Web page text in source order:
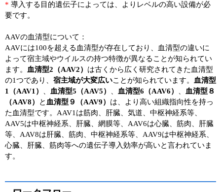
細胞選択ガイド
RNAi実験ガイド
アプリケーションノート
プロトコール集
ユーザーズボイス集
動画ライブラリー
Q&A
* 導入する目的遺伝子によっては、よりレベルの高い設備が必
要です。
AAVの血清型について：
AAVには100を超える血清型が存在しており、血清型の違いに
よって宿主域やウイルスの持つ特徴が異なることが知られてい
ます。
血清型2（AAV2） は古くから広く研究されてきた血清型
の1つであり、 宿主域が大変広いことが知られています。
血清型
1（AAV1）
血清型5（AAV5） 血清型6（AAV6）
血清型８
（AAV8）
と 血清型９（AAV9） は、より高い組織指向性を持っ
た血清型です。AAV1は筋肉、肝臓、気道、中枢神経系等、
AAV5は中枢神経系、肝臓、網膜等、AAV6は心臓、筋肉、肝臓
等、AAV8は肝臓、筋肉、中枢神経系等、AAV9は中枢神経系、
心臓、肝臓、筋肉等への遺伝子導入効率が高いと言われていま
す。